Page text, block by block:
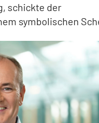
schickte der
symbolischen